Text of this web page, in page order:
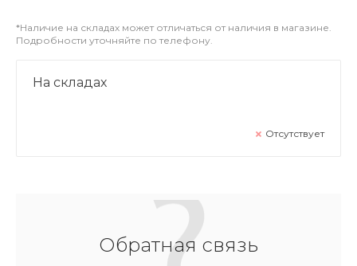
*Наличие на складах может отличаться от наличия в магазине.
Подробности уточняйте по телефону.
На складах
Отсутствует
Обратная связь